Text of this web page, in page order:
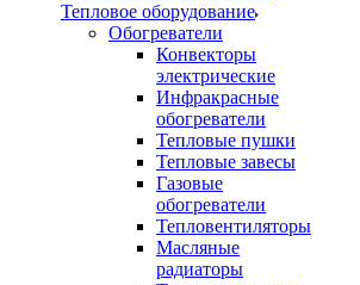
Тепловое оборудование
Обогреватели
Конвекторы
электрические
Инфракрасные
обогреватели
Тепловые пушки
Тепловые завесы
Газовые
обогреватели
Тепловентиляторы
Масляные
радиаторы